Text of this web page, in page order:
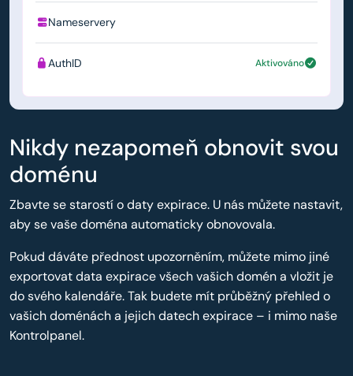
Nameservery
AuthID Aktivováno
Nikdy nezapomeň obnovit svou
doménu
Zbavte se starostí o daty expirace. U nás můžete nastavit,
aby se vaše doména automaticky obnovovala.
Pokud dáváte přednost upozorněním, můžete mimo jiné
exportovat data expirace všech vašich domén a vložit je
do svého kalendáře. Tak budete mít průběžný přehled o
vašich doménách a jejich datech expirace – i mimo naše
Kontrolpanel.